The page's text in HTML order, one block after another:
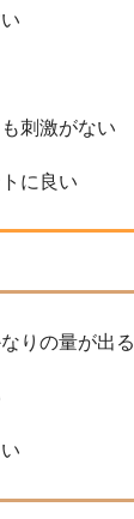
刺激がない
に良い
りの量が出る